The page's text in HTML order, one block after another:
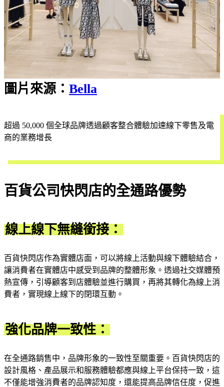
圖片來源： Bella
超過 50,000 個全球品牌透過顧客整合體驗加速線下零售及電
商的業務增長
百貨公司快閃店的全通路優勢
線上線下無縫銜接：
百貨快閃店作為實體店面，可以將線上活動與線下體驗結合，
讓消費者在實體店中感受到品牌的整體形象。透過社交媒體預
熱宣傳，引導顧客到店體驗並進行購買，再將其轉化為線上消
費者，實現線上線下的閉環互動。
強化品牌一致性：
在全通路銷售中，品牌形象的一致性至關重要。百貨快閃店的
設計風格、產品展示和服務體驗都應與線上平台保持一致，這
不僅能增強消費者的品牌認知度，還能提高品牌信任度，促進